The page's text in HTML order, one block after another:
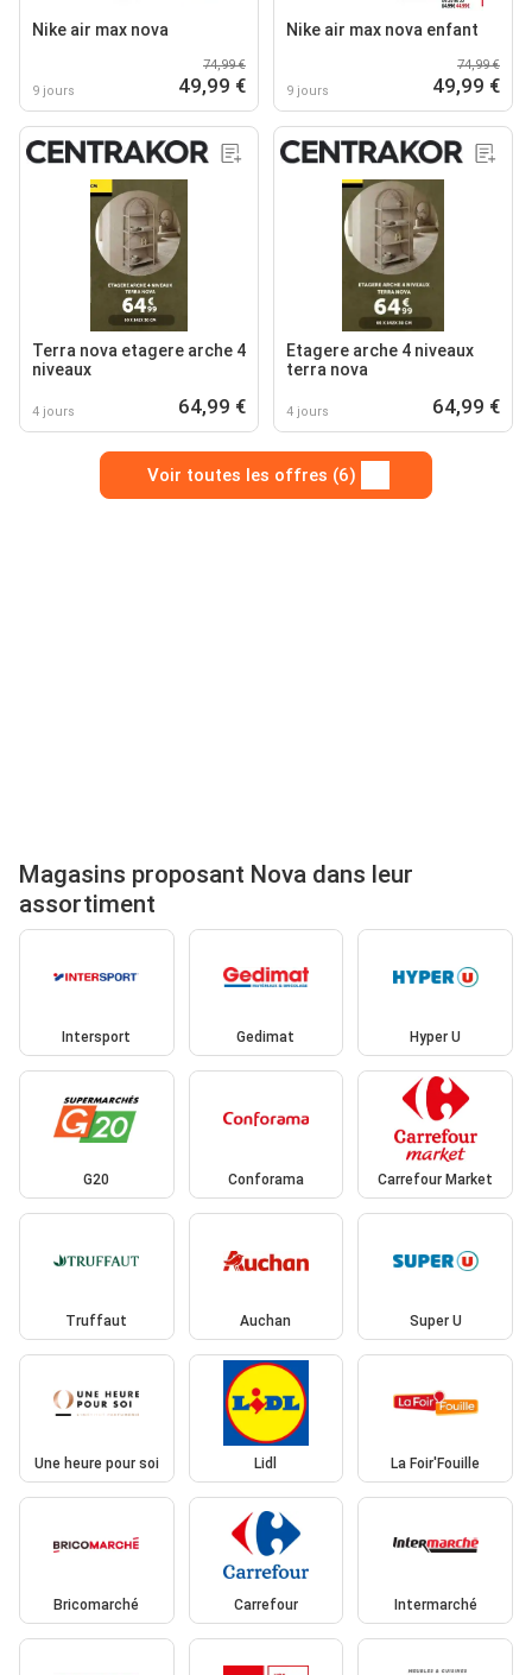
Nike air max nova
9 jours
74,99 €
49,99 €
Nike air max nova enfant
9 jours
74,99 €
49,99 €
Terra nova etagere arche 4
niveaux
4 jours 64,99 €
Etagere arche 4 niveaux
terra nova
4 jours 64,99 €
Voir toutes les offres (6)
Magasins proposant Nova dans leur
assortiment
Intersport Gedimat Hyper U
G20 Conforama Carrefour Market
Truffaut Auchan Super U
Une heure pour soi Lidl La Foir'Fouille
Bricomarché Carrefour Intermarché